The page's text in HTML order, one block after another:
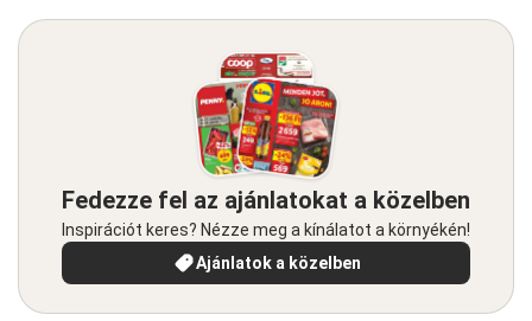
Fedezze fel az ajánlatokat a közelben
Inspirációt keres? Nézze meg a kínálatot a környékén!
Ajánlatok a közelben